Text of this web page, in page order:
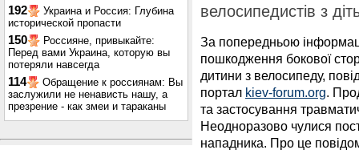
192
Украина и Россия: Глубина
исторической пропасти
150
Россияне, привыкайте:
Перед вами Украина, которую вы
потеряли навсегда
114
Обращение к россиянам: Вы
заслужили не ненависть нашу, а
презрение - как змеи и тараканы
велосипедистів з
За попередньою
пошкодження бокової
дитини з велосипеду,
портал kiev-forum.org.
та застосування
Неодноразово чулися
нападника. Про це